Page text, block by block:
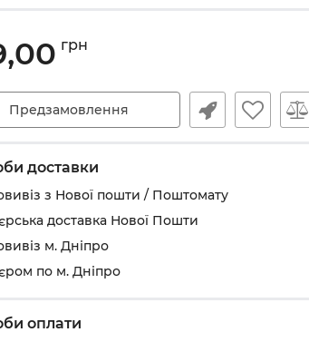
грн
Предзамовлення
доставки
з Нової пошти / Поштомату
доставка Нової Пошти
м. Дніпро
по м. Дніпро
оплати